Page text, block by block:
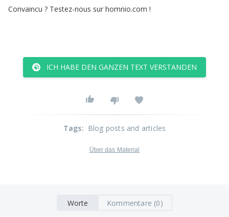
Convaincu ? Testez-nous sur homnio.com !
ICH HABE DEN GANZEN TEXT VERSTANDEN
Tags: Blog posts and articles
Über das Material
Worte Kommentare (0)